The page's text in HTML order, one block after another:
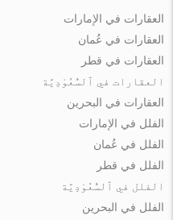
العقارات في الإمارات
العقارات في عُمان
العقارات في قطر
العقارات في ٱلسُّعُوْدِيَّة
العقارات في البحرين
الفلل في الإمارات
الفلل في عُمان
الفلل في قطر
الفلل في ٱلسُّعُوْدِيَّة
الفلل في البحرين